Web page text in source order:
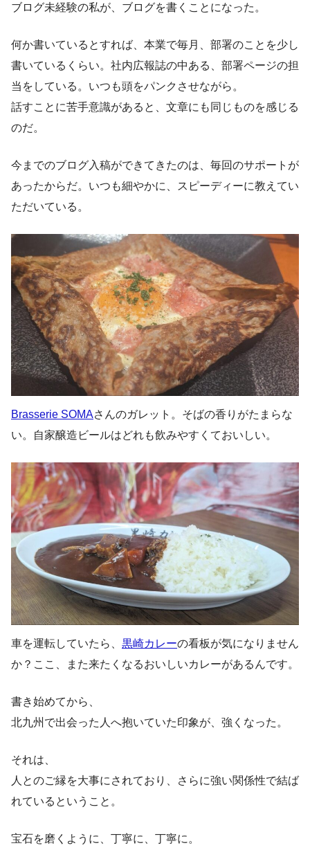
ブログ未経験の私が、ブログを書くことになった。
何か書いているとすれば、本業で毎月、部署のことを少し
書いているくらい。社内広報誌の中ある、部署ページの担
当をしている。いつも頭をパンクさせながら。
話すことに苦手意識があると、文章にも同じものを感じる
のだ。
今までのブログ入稿ができてきたのは、毎回のサポートが
あったからだ。いつも細やかに、スピーディーに教えてい
ただいている。
Brasserie SOMAさんのガレット。そばの香りがたまらな
い。自家醸造ビールはどれも飲みやすくておいしい。
車を運転していたら、 黒崎カレーの看板が気になりません
か？ここ、また来たくなるおいしいカレーがあるんです。
書き始めてから、
北九州で出会った人へ抱いていた印象が、強くなった。
それは、
人とのご縁を大事にされており、さらに強い関係性で結ば
れているということ。
宝石を磨くように、丁寧に、丁寧に。